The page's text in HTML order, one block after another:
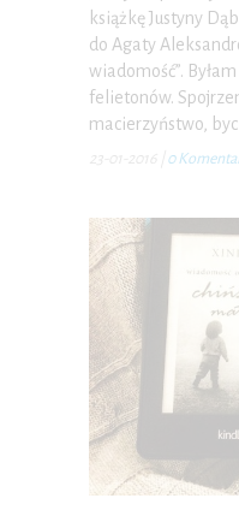
książkę Justyny
do Agaty
wiadomość”.
felietonów.
macierzyństwo,
23-01-2016 0